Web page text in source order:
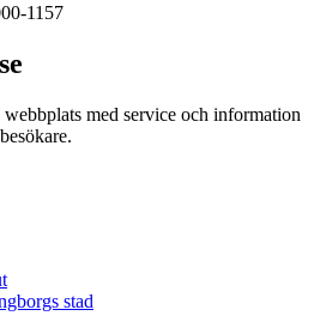
1157
med service och information
stad